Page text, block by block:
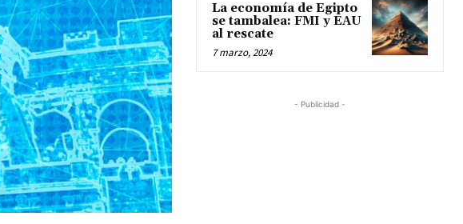
La economía de Egipto
se tambalea: FMI y EAU
al rescate
7 marzo, 2024
- Publicidad -